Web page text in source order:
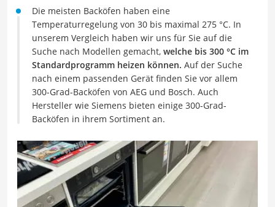
Die meisten Backöfen haben eine
Temperaturregelung von 30 bis maximal 275 °C. In
unserem Vergleich haben wir uns für Sie auf die
Suche nach Modellen gemacht, welche bis 300 °C im
Standardprogramm heizen können. Auf der Suche
nach einem passenden Gerät finden Sie vor allem
300-Grad-Backöfen von AEG und Bosch. Auch
Hersteller wie Siemens bieten einige 300-Grad-
Backöfen in ihrem Sortiment an.